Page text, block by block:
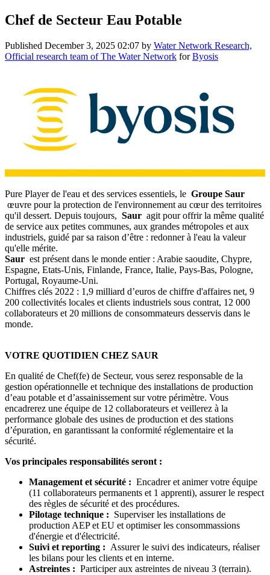
Chef de Secteur Eau Potable
Published December 3, 2025 02:07 by Water Network Research,
Official research team of The Water Network forByosis
Pure Player de l'eau et des services essentiels, le Groupe Saur
œuvre pour la protection de l'environnement au cœur des territoires
qu'il dessert. Depuis toujours, Saur agit pour offrir la même qualité
de service aux petites communes, aux grandes métropoles et aux
industriels, guidé par sa raison d’être : redonner à l'eau la valeur
qu'elle mérite.
Saur est présent dans le monde entier : Arabie saoudite, Chypre,
Espagne, Etats-Unis, Finlande, France, Italie, Pays-Bas, Pologne,
Portugal, Royaume-Uni.
Chiffres clés 2022 : 1,9 milliard d’euros de chiffre d'affaires net, 9
200 collectivités locales et clients industriels sous contrat, 12 000
collaborateurs et 20 millions de consommateurs desservis dans le
monde.
VOTRE QUOTIDIEN CHEZ SAUR
En qualité de Chef(fe) de Secteur, vous serez responsable de la
gestion opérationnelle et technique des installations de production
d’eau potable et d’assainissement sur votre périmètre. Vous
encadrerez une équipe de 12 collaborateurs et veillerez à la
performance globale des usines de production et des stations
d’épuration, en garantissant la conformité réglementaire et la
sécurité.
Vos principales responsabilités seront :
Management et sécurité : Encadrer et animer votre équipe
(11 collaborateurs permanents et 1 apprenti), assurer le respect
des règles de sécurité et des procédures.
Pilotage technique : Superviser les installations de
production AEP et EU et optimiser les consommassions
d'énergie et d'électricité.
Suivi et reporting : Assurer le suivi des indicateurs, réaliser
les bilans pour les clients et en interne.
Astreintes : Participer aux astreintes de niveau 3 (terrain).